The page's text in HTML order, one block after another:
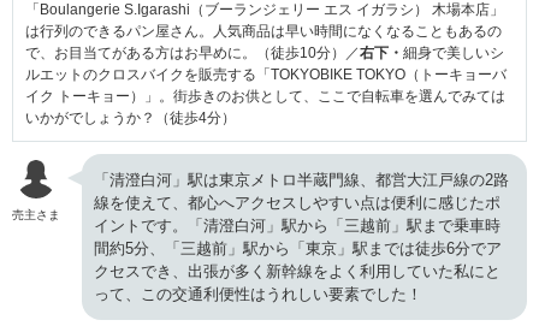
「Boulangerie S.Igarashi（ブーランジェリー エス イガラシ） 木場本店」
は行列のできるパン屋さん。人気商品は早い時間になくなることもあるの
で、お目当てがある方はお早めに。（徒歩10分）／右下・ 細身で美しいシ
ルエットのクロスバイクを販売する「TOKYOBIKE TOKYO（トーキョーバ
イク トーキョー）」。街歩きのお供として、ここで自転車を選んでみては
いかがでしょうか？（徒歩4分）
売主さま
「清澄白河」駅は東京メトロ半蔵門線、都営大江戸線の2路
線を使えて、都心へアクセスしやすい点は便利に感じたポ
イントです。「清澄白河」駅から「三越前」駅まで乗車時
間約5分、「三越前」駅から「東京」駅までは徒歩6分でア
クセスでき、出張が多く新幹線をよく利用していた私にと
って、この交通利便性はうれしい要素でした！